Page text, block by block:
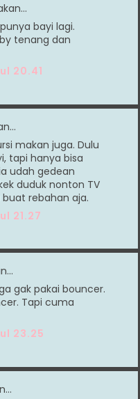
bayi lagi.
tenang dan
20.41
makan juga. Dulu
tapi hanya bisa
udah gedean
duduk nonton TV
rebahan aja.
21.27
gak pakai bouncer.
Tapi cuma
23.25